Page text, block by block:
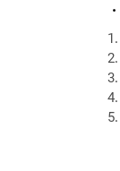
2.
3.
4.